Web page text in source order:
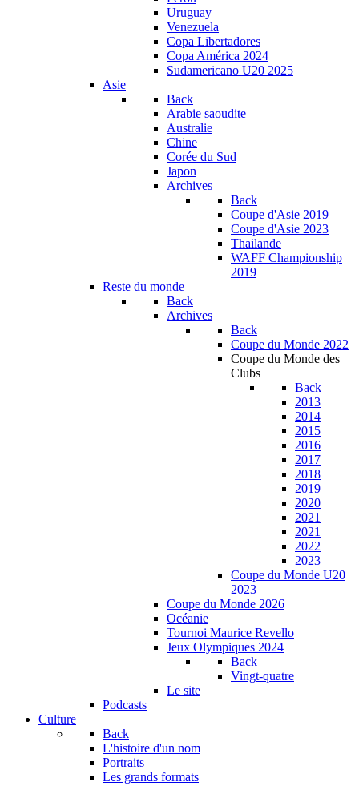
Uruguay
Venezuela
Copa Libertadores
Copa América 2024
Sudamericano U20 2025
Asie
Back
Arabie saoudite
Australie
Chine
Corée du Sud
Japon
Archives
Back
Coupe d'Asie 2019
Coupe d'Asie 2023
Thailande
WAFF Championship
2019
Reste du monde
Back
Archives
Back
Coupe du Monde 2022
Coupe du Monde des
Clubs
Back
2013
2014
2015
2016
2017
2018
2019
2020
2021
2021
2022
2023
Coupe du Monde U20
2023
Coupe du Monde 2026
Océanie
Tournoi Maurice Revello
Jeux Olympiques 2024
Back
Vingt-quatre
Le site
Podcasts
Culture
Back
L'histoire d'un nom
Portraits
Les grands formats